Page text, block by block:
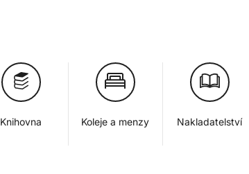
Knihovna Koleje a menzy Nakladatelství